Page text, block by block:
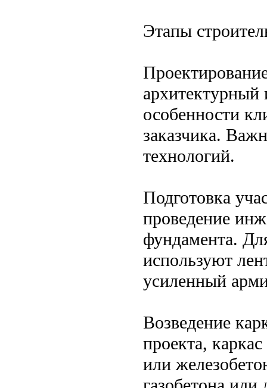
Этапы
особенности
заказчика.
технологий.
Подготовка
проведение
фундамента.
используют
усиленный
Возведение
проекта,
или